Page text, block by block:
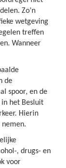
Zo’n
wetgeving
treffen
Wanneer
de
spoor, en de
het Besluit
Hierin
, drugs- en
voor